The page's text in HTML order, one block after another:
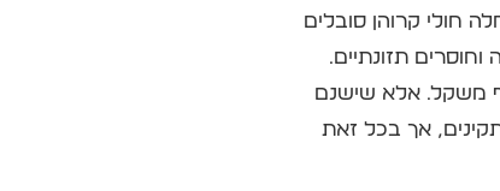
חולי קרוהן סובלים
תזונתיים.
משקל. אלא שישנם
אך בכל זאת